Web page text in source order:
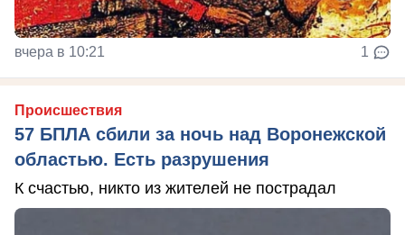
вчера в 10:21 1
Происшествия
57 БПЛА сбили за ночь над Воронежской
областью. Есть разрушения
К счастью, никто из жителей не пострадал